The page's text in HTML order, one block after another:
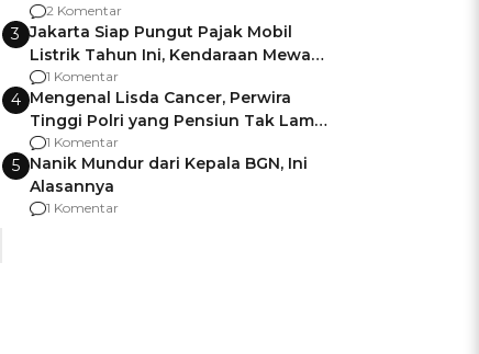
Pemalang
2 Komentar
3 Jakarta Siap Pungut Pajak Mobil
Listrik Tahun Ini, Kendaraan Mewah
Kena hingga 75% PKB
1 Komentar
4 Mengenal Lisda Cancer, Perwira
Tinggi Polri yang Pensiun Tak Lama
Usai Jadi Brigjen
1 Komentar
5 Nanik Mundur dari Kepala BGN, Ini
Alasannya
1 Komentar